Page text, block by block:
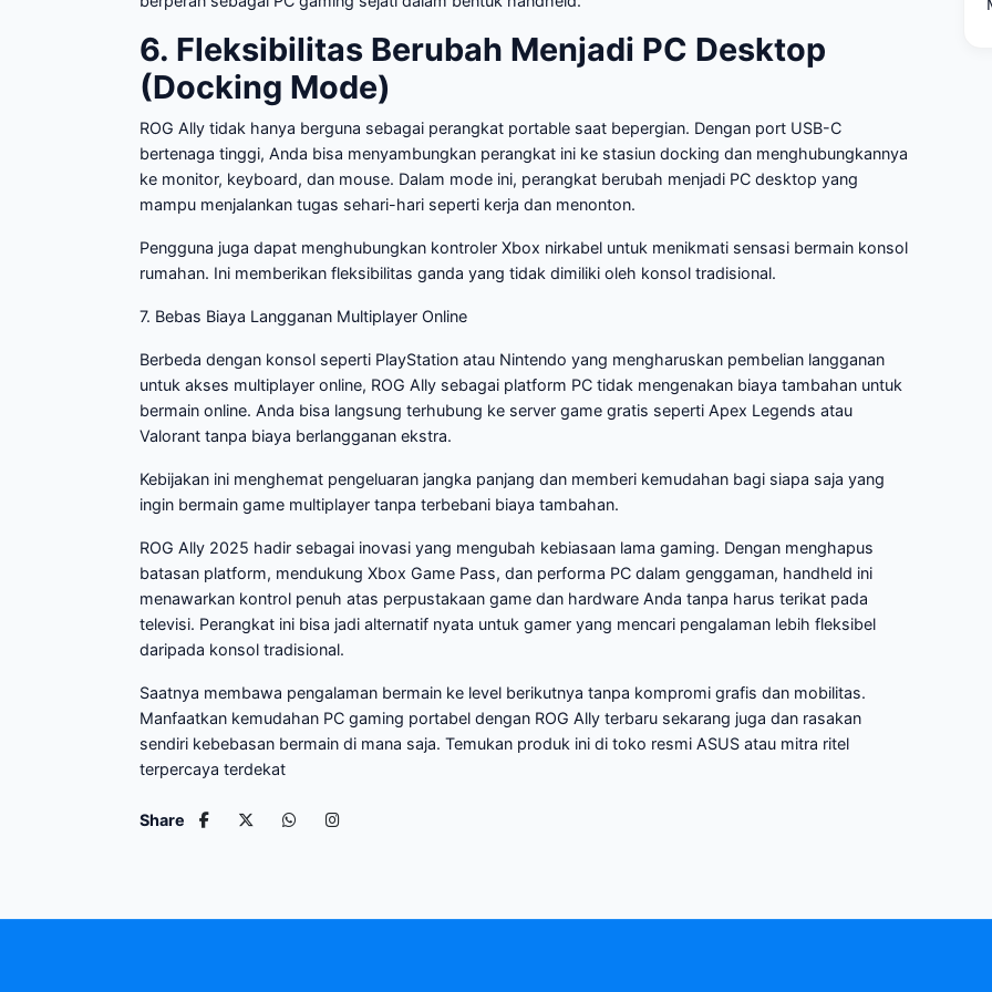
6. Fleksibilitas Berubah Menjadi PC Desktop
(Docking Mode)
ROG Ally tidak hanya berguna sebagai perangkat portable saat bepergian. Dengan port USB-C
bertenaga tinggi, Anda bisa menyambungkan perangkat ini ke stasiun docking dan menghubungkannya
ke monitor, keyboard, dan mouse. Dalam mode ini, perangkat berubah menjadi PC desktop yang
mampu menjalankan tugas sehari-hari seperti kerja dan menonton.
Pengguna juga dapat menghubungkan kontroler Xbox nirkabel untuk menikmati sensasi bermain konsol
rumahan. Ini memberikan fleksibilitas ganda yang tidak dimiliki oleh konsol tradisional.
7. Bebas Biaya Langganan Multiplayer Online
Berbeda dengan konsol seperti PlayStation atau Nintendo yang mengharuskan pembelian langganan
untuk akses multiplayer online, ROG Ally sebagai platform PC tidak mengenakan biaya tambahan untuk
bermain online. Anda bisa langsung terhubung ke server game gratis seperti Apex Legends atau
Valorant tanpa biaya berlangganan ekstra.
Kebijakan ini menghemat pengeluaran jangka panjang dan memberi kemudahan bagi siapa saja yang
ingin bermain game multiplayer tanpa terbebani biaya tambahan.
ROG Ally 2025 hadir sebagai inovasi yang mengubah kebiasaan lama gaming. Dengan menghapus
batasan platform, mendukung Xbox Game Pass, dan performa PC dalam genggaman, handheld ini
menawarkan kontrol penuh atas perpustakaan game dan hardware Anda tanpa harus terikat pada
televisi. Perangkat ini bisa jadi alternatif nyata untuk gamer yang mencari pengalaman lebih fleksibel
daripada konsol tradisional.
Saatnya membawa pengalaman bermain ke level berikutnya tanpa kompromi grafis dan mobilitas.
Manfaatkan kemudahan PC gaming portabel dengan ROG Ally terbaru sekarang juga dan rasakan
sendiri kebebasan bermain di mana saja. Temukan produk ini di toko resmi ASUS atau mitra ritel
terpercaya terdekat
Share